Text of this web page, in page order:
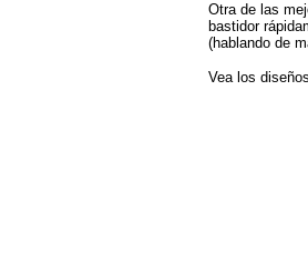
Otra de las
bastidor
(hablando de
Vea los